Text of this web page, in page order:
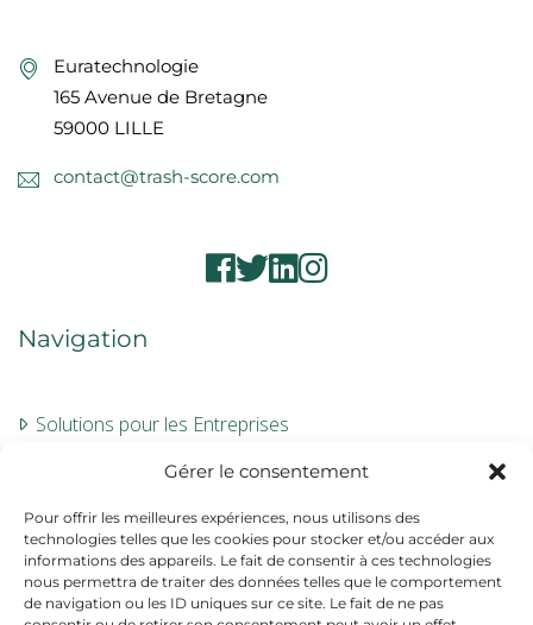
Gérer le consentement
Pour offrir les meilleures expériences, nous utilisons des
technologies telles que les cookies pour stocker et/ou accéder aux
informations des appareils. Le fait de consentir à ces technologies
nous permettra de traiter des données telles que le comportement
de navigation ou les ID uniques sur ce site. Le fait de ne pas
Euratechnologie
165 Avenue de Bretagne
59000 LILLE
contact@trash-score.com
Navigation
Solutions pour les Entreprises
À propos
Contact